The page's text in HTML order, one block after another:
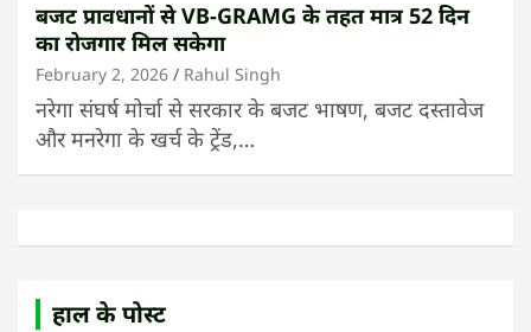
बजट प्रावधानों से VB-GRAMG के तहत मात्र 52 दिन
का रोजगार मिल सकेगा
February 2, 2026 Rahul Singh
नरेगा संघर्ष मोर्चा से सरकार के बजट भाषण, बजट दस्तावेज
और मनरेगा के खर्च के ट्रेंड,…
हाल के पोस्ट